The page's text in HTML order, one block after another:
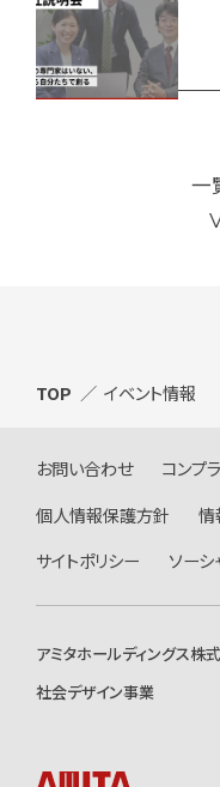
一
お問い合わせ
コンプ
個人情報保護方針
情
サイトポリシー
ソーシ
TOP イベント情報
アミタホールディングス株
社会デザイン事業